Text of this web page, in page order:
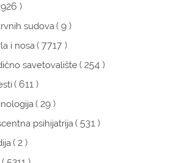
)
sudova( 9 )
i nosa( 7717 )
savetovalište( 254 )
( 611 )
( 29 )
psihijatrija( 531 )
( 2 )